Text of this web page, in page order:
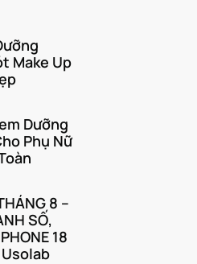
Make Up
Dưỡng
Phụ Nữ
8 –
SỐ,
18
Usolab